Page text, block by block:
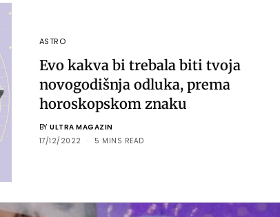
ASTRO
Evo kakva bi trebala biti tvoja
novogodišnja odluka, prema
horoskopskom znaku
BY ULTRA MAGAZIN
17/12/2022
5 MINS READ